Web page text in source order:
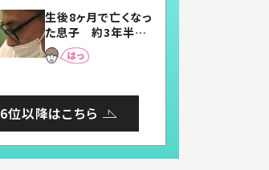
まらない」「幸せにな
れる」
生後8ヶ月で亡くなっ
た息子 約3年半
後、当時の妻の日記
に書いてあった本音
6位以降はこちら